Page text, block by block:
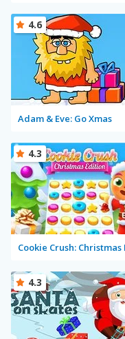
Adam & Eve: Go Xmas
4.6
4.3
4.3